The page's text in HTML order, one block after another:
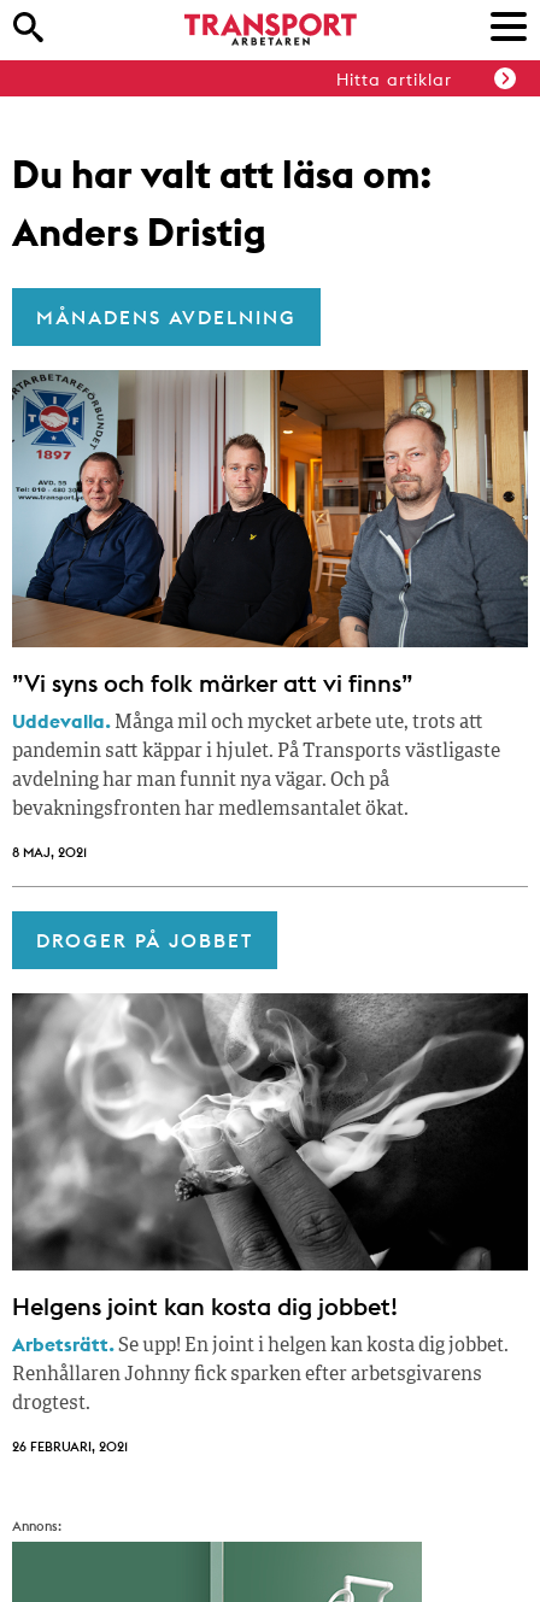
Hitta artiklar
Du har valt att läsa om:
Anders Dristig
MÅNADENS AVDELNING
”Vi syns och folk märker att vi finns”
Uddevalla. Många mil och mycket arbete ute, trots att
pandemin satt käppar i hjulet. På Transports västligaste
avdelning har man funnit nya vägar. Och på
bevakningsfronten har medlemsantalet ökat.
8 MAJ, 2021
DROGER PÅ JOBBET
Helgens joint kan kosta dig jobbet!
Arbetsrätt.Se upp! En joint i helgen kan kosta dig jobbet.
Renhållaren Johnny fick sparken efter arbetsgivarens
drogtest.
26 FEBRUARI, 2021
Annons: